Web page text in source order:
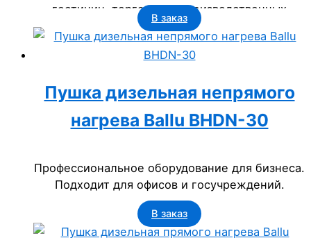
гостиниц, торговых и производственных
помещений. Идеально для бизнеса.
В заказ
Пушка дизельная непрямого
нагрева Ballu BHDN-30
Профессиональное оборудование для бизнеса.
Подходит для офисов и госучреждений.
В заказ